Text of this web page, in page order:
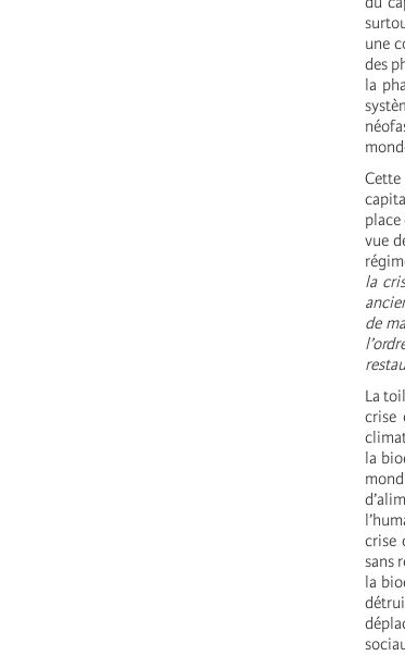
une
des
la
vue
la
de
La
crise
la
crise
sans
la